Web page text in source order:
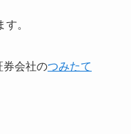
。
券会社のつみたて